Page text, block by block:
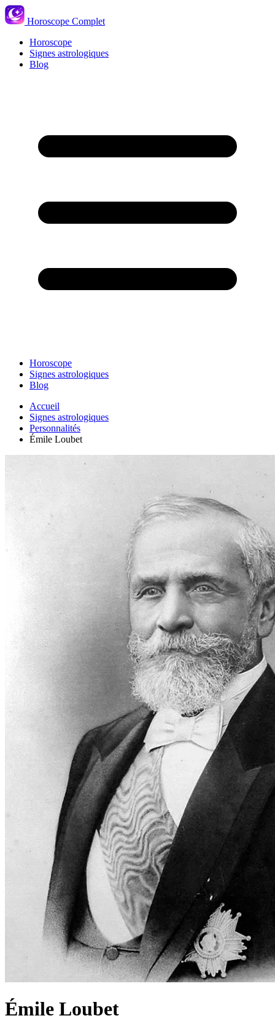
Horoscope Complet
Horoscope
Signes astrologiques
Blog
Horoscope
Signes astrologiques
Blog
Accueil
Signes astrologiques
Personnalités
Émile Loubet
Émile Loubet